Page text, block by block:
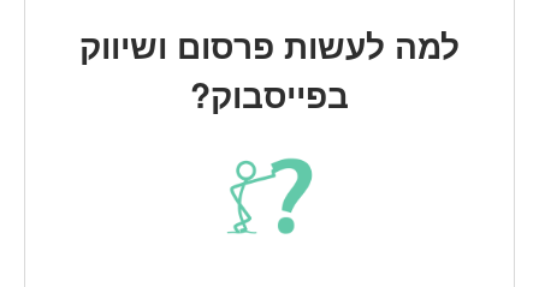
למה לעשות פרסום ושיווק
בפייסבוק?